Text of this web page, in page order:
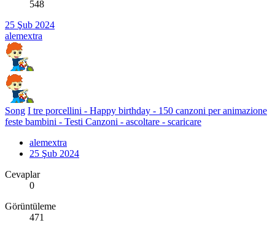
548
25 Şub 2024
alemextra
Song I tre porcellini - Happy birthday - 150 canzoni per animazione
feste bambini - Testi Canzoni - ascoltare - scaricare
alemextra
25 Şub 2024
Cevaplar
0
Görüntüleme
471